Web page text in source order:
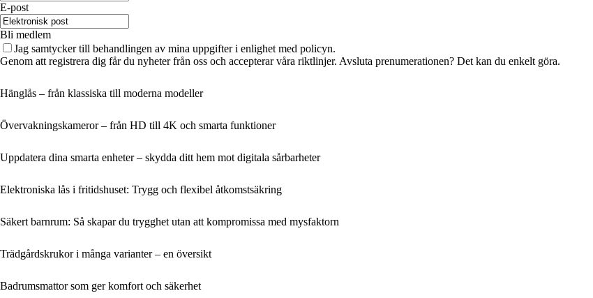
E-post
Bli medlem
Jag samtycker till behandlingen av mina uppgifter i enlighet med policyn.
Genom att registrera dig får du nyheter från oss och accepterar våra riktlinjer. Avsluta prenumerationen? Det kan du enkelt göra.
Hänglås – från klassiska till moderna modeller
Övervakningskameror – från HD till 4K och smarta funktioner
Uppdatera dina smarta enheter – skydda ditt hem mot digitala sårbarheter
Elektroniska lås i fritidshuset: Trygg och flexibel åtkomstsäkring
Säkert barnrum: Så skapar du trygghet utan att kompromissa med mysfaktorn
Trädgårdskrukor i många varianter – en översikt
Badrumsmattor som ger komfort och säkerhet